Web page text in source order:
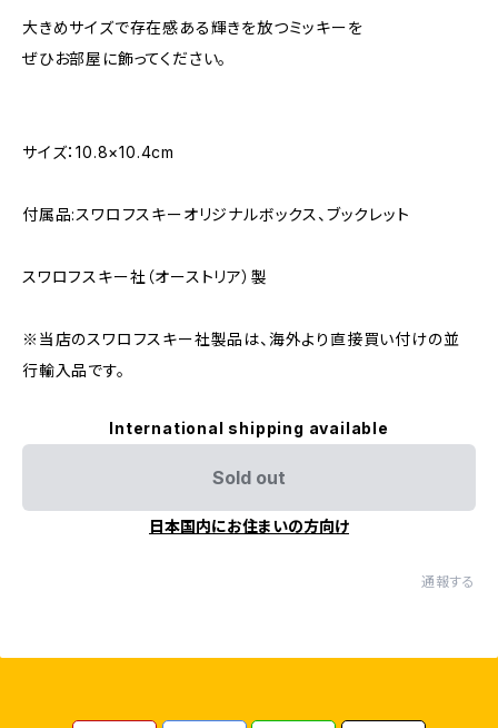
大きめサイズで存在感ある輝きを放つミッキーを
ぜひお部屋に飾ってください。
サイズ：10.8×10.4cm
付属品:スワロフスキーオリジナルボックス、ブックレット
スワロフスキー社（オーストリア）製
※当店のスワロフスキー社製品は、海外より直接買い付けの並
行輸入品です。
International shipping available
Sold out
日本国内にお住まいの方向け
通報する